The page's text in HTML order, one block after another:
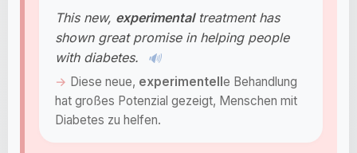
This new, experimentaltreatment has
shown great promise in helping people
with diabetes.
🔊
Diese neue, experimentell e Behandlung
hat großes Potenzial gezeigt, Menschen mit
Diabetes zu helfen.